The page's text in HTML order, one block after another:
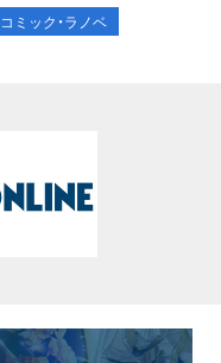
コミック・ラノベ